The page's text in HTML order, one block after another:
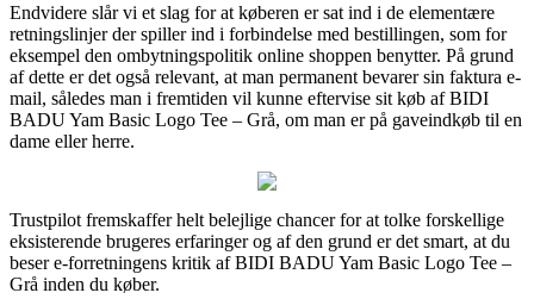
Endvidere slår vi et slag for at køberen er sat ind i de elementære
retningslinjer der spiller ind i forbindelse med bestillingen, som for
eksempel den ombytningspolitik online shoppen benytter. På grund
af dette er det også relevant, at man permanent bevarer sin faktura e-
mail, således man i fremtiden vil kunne eftervise sit køb af BIDI
BADU Yam Basic Logo Tee – Grå, om man er på gaveindkøb til en
dame eller herre.
Trustpilot fremskaffer helt belejlige chancer for at tolke forskellige
eksisterende brugeres erfaringer og af den grund er det smart, at du
beser e-forretningens kritik af BIDI BADU Yam Basic Logo Tee –
Grå inden du køber.